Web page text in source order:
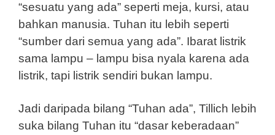
“sesuatu yang ada” seperti meja, kursi, atau
bahkan manusia. Tuhan itu lebih seperti
“sumber dari semua yang ada”. Ibarat listrik
sama lampu – lampu bisa nyala karena ada
listrik, tapi listrik sendiri bukan lampu.
Jadi daripada bilang “Tuhan ada”, Tillich lebih
suka bilang Tuhan itu “dasar keberadaan”